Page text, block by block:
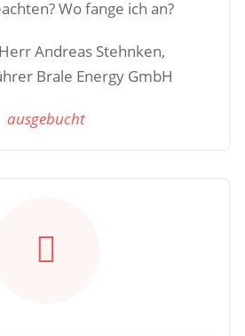
Wo fange ich an?
Andreas Stehnken,
Brale Energy GmbH
ausgebucht
